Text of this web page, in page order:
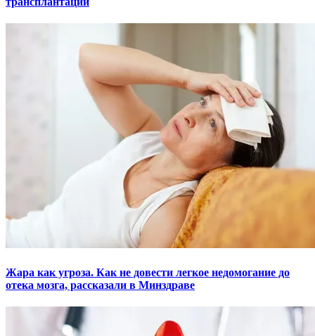
Жара как угроза. Как не довести легкое недомогание до
отека мозга, рассказали в Минздраве